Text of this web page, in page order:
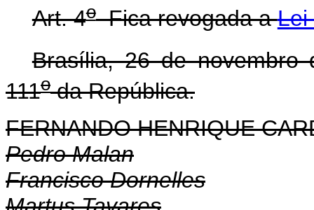
Art. 4oFica revogada aLei
Brasília, 26 de novembro
111oda República.
FERNANDO HENRIQUE
Pedro Malan
Francisco Dornelles